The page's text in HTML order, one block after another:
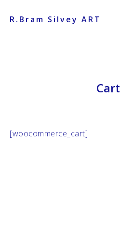
R.Bram Silvey ART
Cart
[woocommerce_cart]